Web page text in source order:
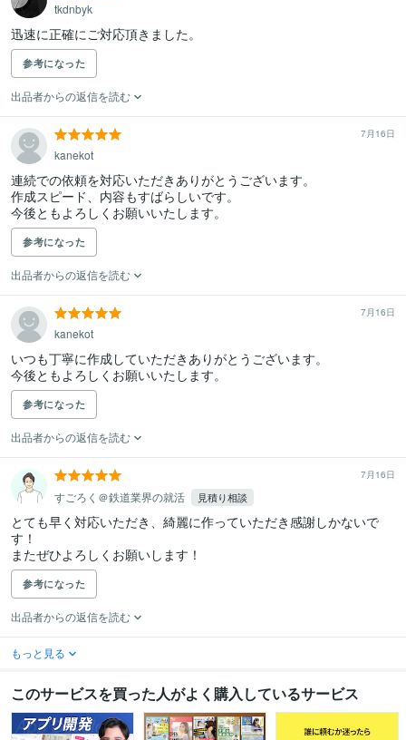
tkdnbyk
迅速に正確にご対応頂きました。
参考になった
出品者からの返信を読む
7月16日
kanekot
連続での依頼を対応いただきありがとうございます。
作成スピード、内容もすばらしいです。
今後ともよろしくお願いいたします。
参考になった
出品者からの返信を読む
7月16日
kanekot
いつも丁寧に作成していただきありがとうございます。
今後ともよろしくお願いいたします。
参考になった
出品者からの返信を読む
7月16日
すごろく＠鉄道業界の就活 見積り相談
とても早く対応いただき、綺麗に作っていただき感謝しかないで
す！
またぜひよろしくお願いします！
参考になった
出品者からの返信を読む
もっと見る
このサービスを買った人がよく購入しているサービス